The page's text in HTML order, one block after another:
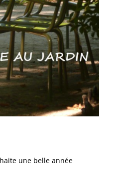
une belle année